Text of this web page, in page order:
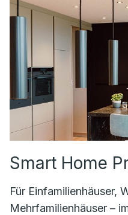
Smart Home
Für Einfamilienhäuser,
Mehrfamilienhäuser –